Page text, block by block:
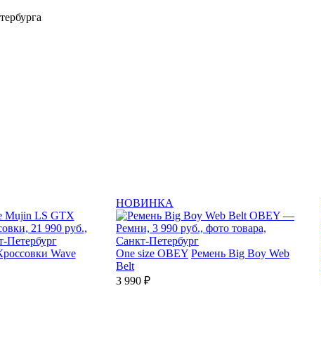
Wave
НОВИНКА
One size OBEY Ремень Big Boy Web
Belt
3 990 ₽